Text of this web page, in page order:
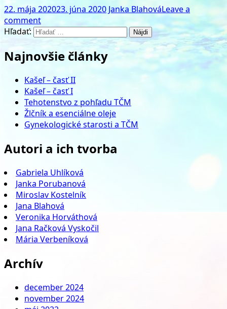
22. mája 202023. júna 2020 Janka BlahováLeave a
comment
Hľadať:
Najnovšie články
Kašeľ – časť II
Kašeľ – časť I
Tehotenstvo z pohľadu TČM
Žlčník a esenciálne oleje
Gynekologické starosti a TČM
Autori a ich tvorba
Gabriela Uhlíková
Janka Porubanová
Miroslav Kostelník
Jana Blahová
Veronika Horváthová
Jana Račková Vyskočil
Mária Verbeníková
Archív
december 2024
november 2024